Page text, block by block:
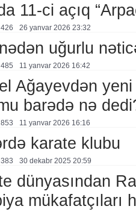
11-ci açıq
426 26 yanvar 2026 23:32
uğurlu
485 11 yanvar 2026 16:42
Ağayevdən yeni
barədə nə
853 11 yanvar 2026 16:16
karate klubu
383 30 dekabr 2025 20:59
dünyasından
mükafatçıları